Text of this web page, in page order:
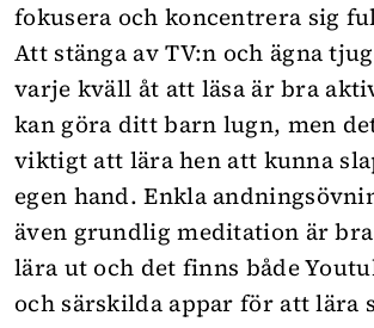
fokusera och koncentrera sig
Att stänga av TV:n och ägna
varje kväll åt att läsa är bra
kan göra ditt barn lugn, men
viktigt att lära hen att kunna
egen hand. Enkla
även grundlig meditation är
lära ut och det finns både
och särskilda appar för att lära